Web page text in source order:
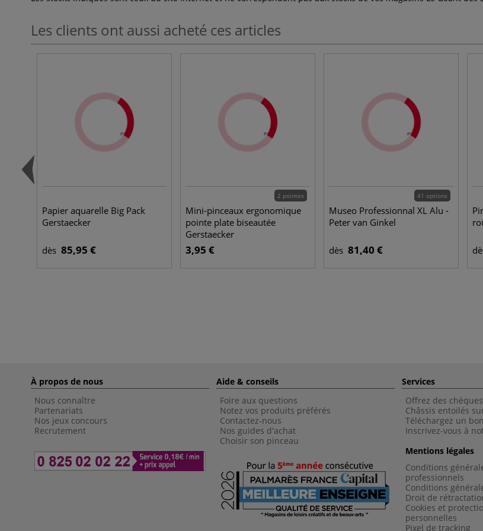
Les clients ont aussi acheté ces articles
Papier aquarelle Big Pack
Gerstaecker
dès 85,95 €
2 pointes
Mini-pinceaux ergonomique
pointe plate biseautée
Gerstaecker
3,95 €
41 options
Museo Professionnal XL Alu -
Peter van Ginkel
dès 81,40 €
À propos de nous
Nous connaître
Partenariats
Nos jeux concours
Recrutement
Aide & conseils
Foire aux questions
Notez vos produits préférés
Contactez-nous
Nos guides d'achat
Choisir son pinceau
Services
Offrez des
Châssis entoilés
Téléchargez un
Inscrivez-vous à
Mentions légales
Conditions
professionnels
Conditions
Droit de
Cookies et
personnelles
Pixel de tracking